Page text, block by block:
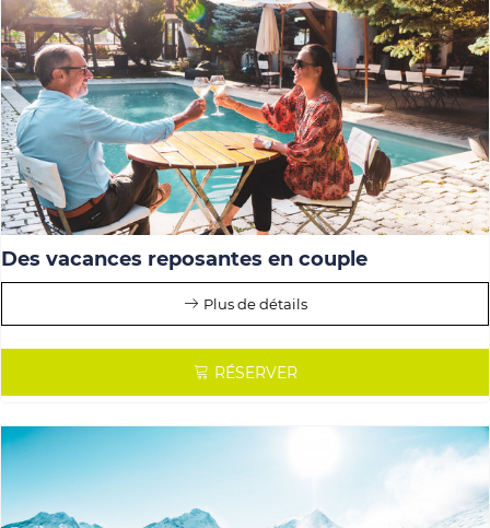
Des vacances reposantes en couple
Plus de détails
RÉSERVER